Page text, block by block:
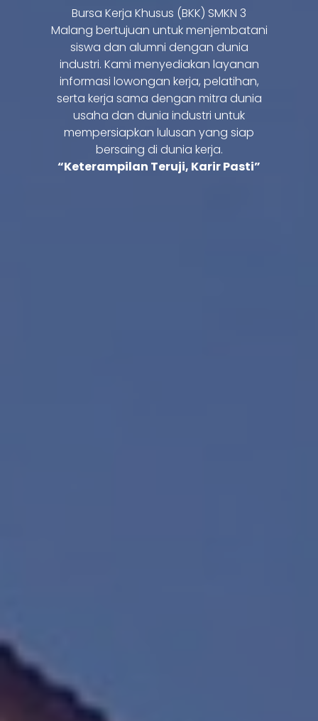
Bursa Kerja Khusus (BKK) SMKN 3
Malang bertujuan untuk menjembatani
siswa dan alumni dengan dunia
industri. Kami menyediakan layanan
informasi lowongan kerja, pelatihan,
serta kerja sama dengan mitra dunia
usaha dan dunia industri untuk
mempersiapkan lulusan yang siap
bersaing di dunia kerja.
“Keterampilan Teruji, Karir Pasti”